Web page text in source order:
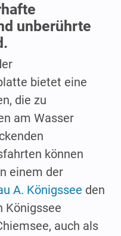
unberührte
bietet eine
die zu
am Wasser
können
einem der
A. Königssee den
Königssee
auch als